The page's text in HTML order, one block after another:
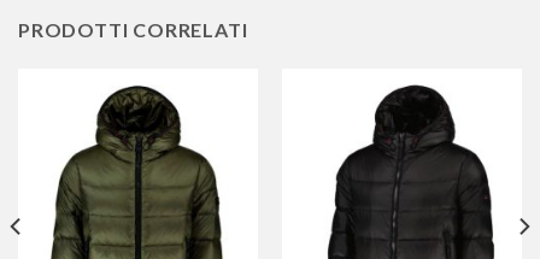
PRODOTTI CORRELATI